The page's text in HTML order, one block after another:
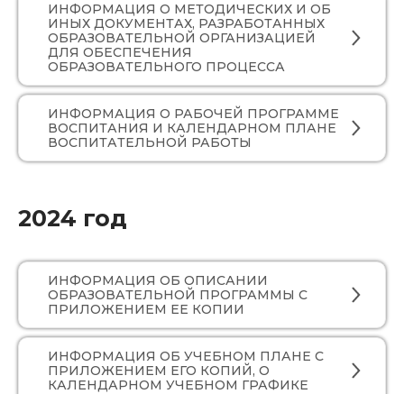
ИНФОРМАЦИЯ О МЕТОДИЧЕСКИХ И ОБ
ИНЫХ ДОКУМЕНТАХ, РАЗРАБОТАННЫХ
ОБРАЗОВАТЕЛЬНОЙ ОРГАНИЗАЦИЕЙ
ДЛЯ ОБЕСПЕЧЕНИЯ
ОБРАЗОВАТЕЛЬНОГО ПРОЦЕССА
ИНФОРМАЦИЯ О РАБОЧЕЙ ПРОГРАММЕ
ВОСПИТАНИЯ И КАЛЕНДАРНОМ ПЛАНЕ
ВОСПИТАТЕЛЬНОЙ РАБОТЫ
2024 год
ИНФОРМАЦИЯ ОБ ОПИСАНИИ
ОБРАЗОВАТЕЛЬНОЙ ПРОГРАММЫ С
ПРИЛОЖЕНИЕМ ЕЕ КОПИИ
ИНФОРМАЦИЯ ОБ УЧЕБНОМ ПЛАНЕ С
ПРИЛОЖЕНИЕМ ЕГО КОПИЙ, О
КАЛЕНДАРНОМ УЧЕБНОМ ГРАФИКЕ